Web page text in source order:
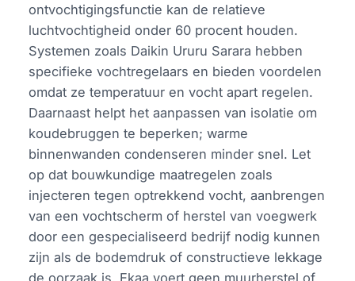
ontvochtigingsfunctie kan de relatieve
luchtvochtigheid onder 60 procent houden.
Systemen zoals Daikin Ururu Sarara hebben
specifieke vochtregelaars en bieden voordelen
omdat ze temperatuur en vocht apart regelen.
Daarnaast helpt het aanpassen van isolatie om
koudebruggen te beperken; warme
binnenwanden condenseren minder snel. Let
op dat bouwkundige maatregelen zoals
injecteren tegen optrekkend vocht, aanbrengen
van een vochtscherm of herstel van voegwerk
door een gespecialiseerd bedrijf nodig kunnen
zijn als de bodemdruk of constructieve lekkage
de oorzaak is. Ekaa voert geen muurherstel of